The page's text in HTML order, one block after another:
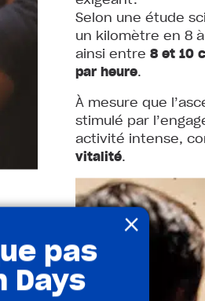
Selon une étude
un kilomètre en 8
ainsi entre 8 et 10
par heure.
À mesure que
stimulé par
activité intense,
vitalité.
×
pas
Days